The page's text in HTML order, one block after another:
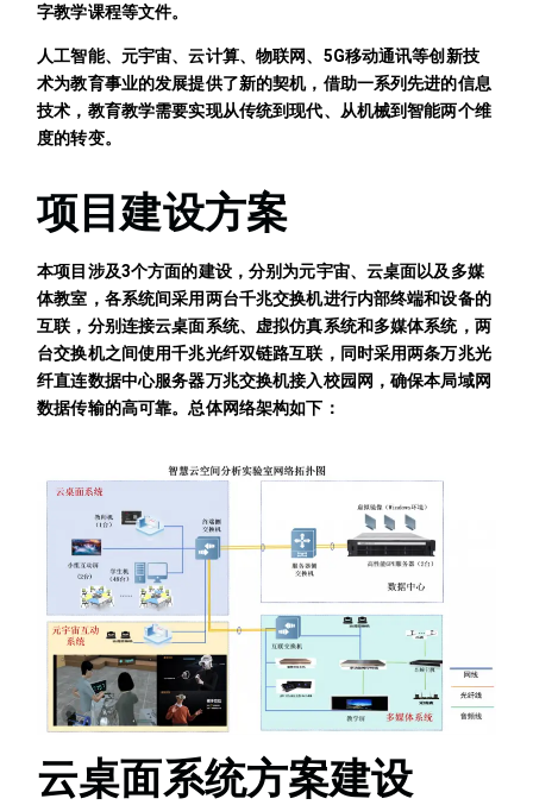
字教学课程等文件。
人工智能、元宇宙、云计算、物联网、5G移动通讯等创新技
术为教育事业的发展提供了新的契机，借助一系列先进的信息
技术，教育教学需要实现从传统到现代、从机械到智能两个维
度的转变。
项目建设方案
本项目涉及3个方面的建设，分别为元宇宙、云桌面以及多媒
体教室，各系统间采用两台千兆交换机进行内部终端和设备的
互联，分别连接云桌面系统、虚拟仿真系统和多媒体系统，两
台交换机之间使用千兆光纤双链路互联，同时采用两条万兆光
纤直连数据中心服务器万兆交换机接入校园网，确保本局域网
数据传输的高可靠。总体网络架构如下：
云桌面系统方案建设